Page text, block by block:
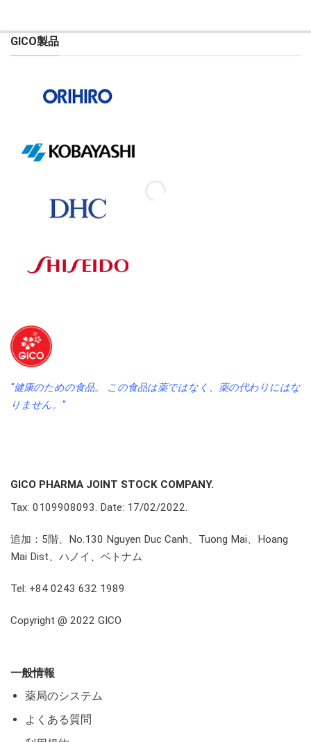
GICO製品
“健康のための食品。 この食品は薬ではなく、薬の代わりにはな
りません。”
GICO PHARMA JOINT STOCK COMPANY.
Tax: 0109908093. Date: 17/02/2022.
追加：5階、No.130 Nguyen Duc Canh、Tuong Mai、Hoang
Mai Dist、ハノイ、ベトナム
Tel: +84 0243 632 1989
Copyright @ 2022 GICO
一般情報
薬局のシステム
よくある質問